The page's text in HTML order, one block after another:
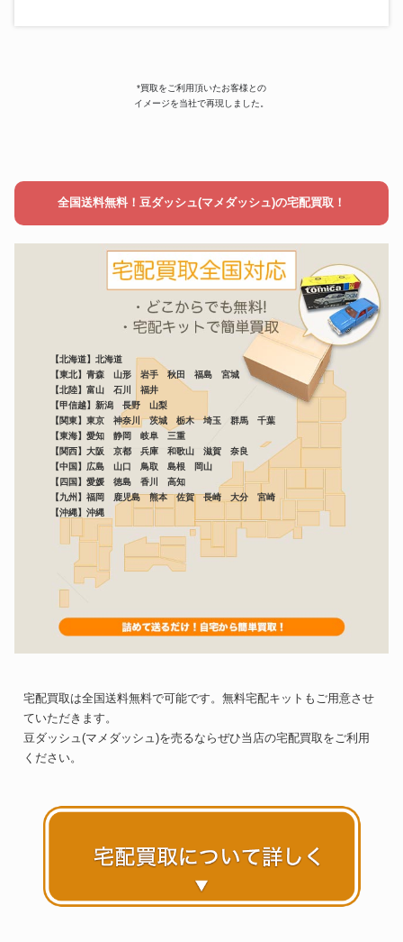
*買取をご利用頂いたお客様との
イメージを当社で再現しました。
全国送料無料！豆ダッシュ(マメダッシュ)の宅配買取！
【北海道】北海道
【東北】青森 山形 岩手 秋田 福島 宮城
【北陸】富山 石川 福井
【甲信越】新潟 長野 山梨
【関東】東京 神奈川 茨城 栃木 埼玉 群馬 千葉
【東海】愛知 静岡 岐阜 三重
【関西】大阪 京都 兵庫 和歌山 滋賀 奈良
【中国】広島 山口 鳥取 島根 岡山
【四国】愛媛 徳島 香川 高知
【九州】福岡 鹿児島 熊本 佐賀 長崎 大分 宮崎
【沖縄】沖縄
宅配買取は全国送料無料で可能です。無料宅配キットもご用意させ
ていただきます。
豆ダッシュ(マメダッシュ)を売るならぜひ当店の宅配買取をご利用
ください。